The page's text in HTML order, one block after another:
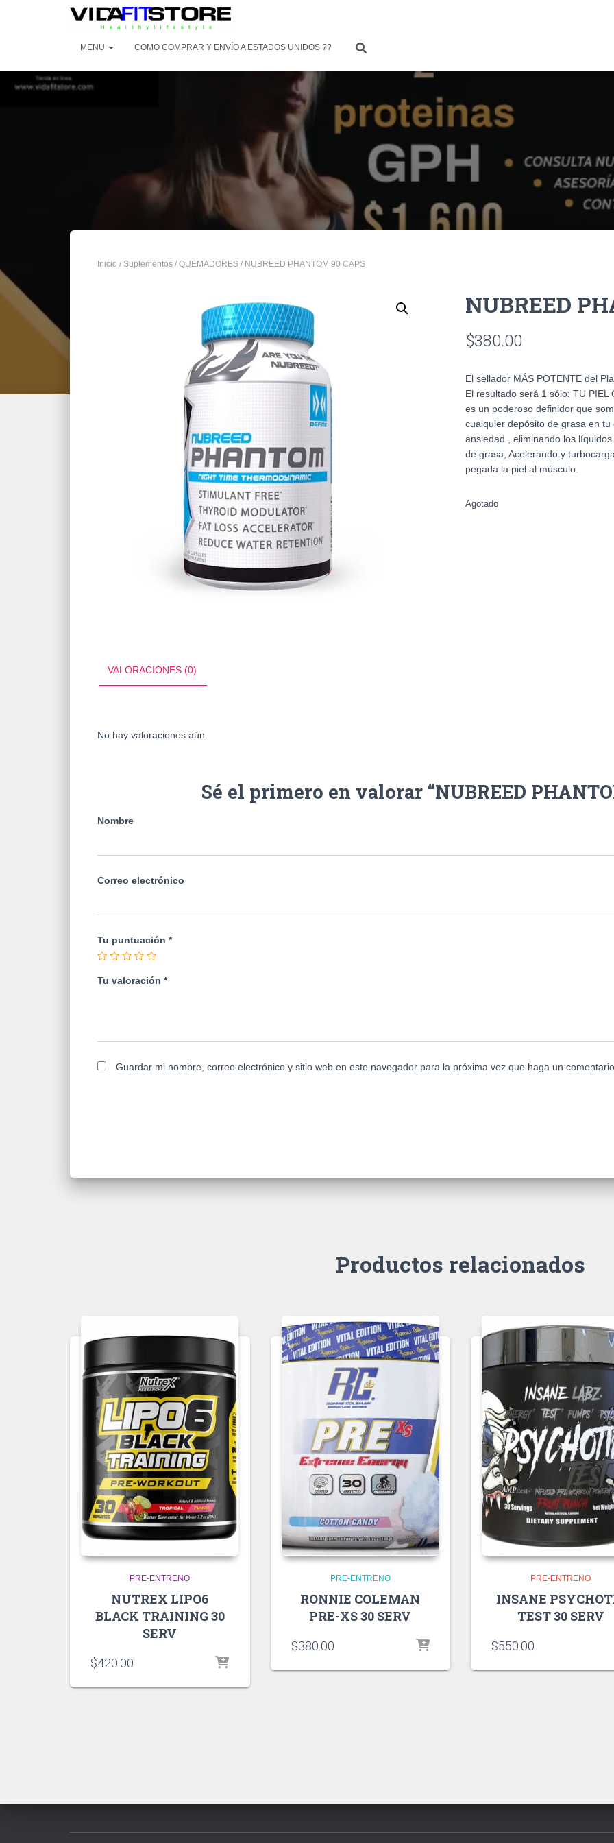
MENU COMO COMPRAR Y ENVÍO A ESTADOS UNIDOS ??
Inicio / Suplementos / QUEMADORES / NUBREED PHANTOM 90 CAPS
NUBREED
$380.00
El sellador MÁS POTENTE del
El resultado será 1 sólo: TU PIEL
es un poderoso definidor que
cualquier depósito de grasa en
ansiedad , eliminando los
de grasa, Acelerando y
pegada la piel al músculo.
Agotado
VALORACIONES (0)
No hay valoraciones aún.
Sé el primero en valorar “NUBREED
Nombre
Correo electrónico
Tu puntuación *
Tu valoración *
Guardar mi nombre, correo electrónico y sitio web en este navegador para la próxima vez que haga un
Productos relacionados
PRE-ENTRENO
NUTREX LIPO6
BLACK TRAINING 30
SERV
$420.00
PRE-ENTRENO
RONNIE COLEMAN
PRE-XS 30 SERV
$380.00
PRE-ENTRENO
INSANE
TEST 30 SERV
$550.00